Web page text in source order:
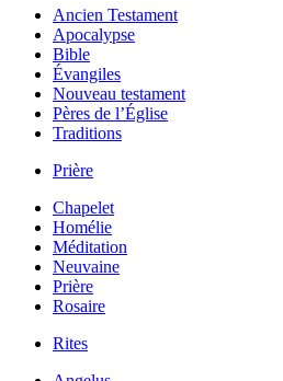
Ancien Testament
Apocalypse
Bible
Évangiles
Nouveau testament
Pères de l’Église
Traditions
Prière
Chapelet
Homélie
Méditation
Neuvaine
Prière
Rosaire
Rites